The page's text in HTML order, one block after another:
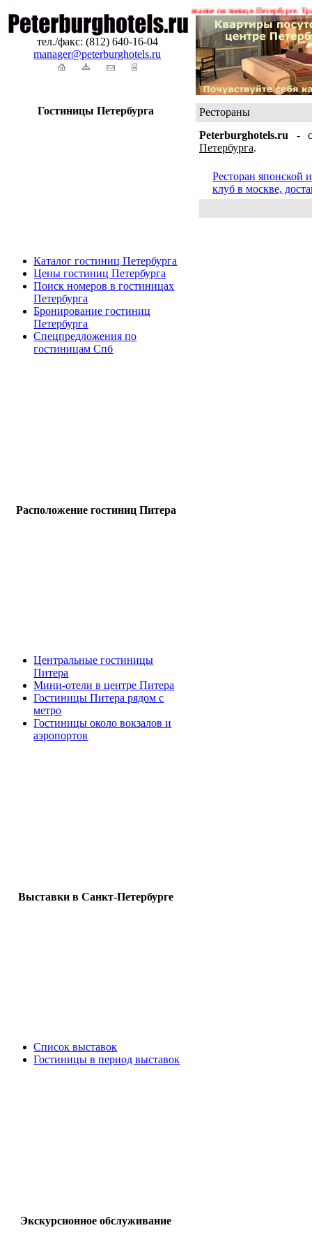
тел./факс: (812) 640-16-04
manager@peterburghotels.ru
Гостиницы Санкт-Петербурга. Бронирование гостиниц в Петербурге.
Гостиницы Петербурга
Каталог гостиниц Петербурга
Цены гостиниц Петербурга
Поиск номеров в гостиницах
Петербурга
Бронирование гостиниц
Петербурга
Спецпредложения по
гостиницам Спб
Расположение гостиниц Питера
Центральные гостиницы
Питера
Мини-отели в центре Питера
Гостиницы Питера рядом с
метро
Гостиницы около вокзалов и
аэропортов
Выставки в Санкт-Петербурге
Список выставок
Гостиницы в период выставок
Экскурсионное обслуживание
Рестораны
Peterburghotels.ru -
Петербурга.
Ресторан японской
клуб в москве,